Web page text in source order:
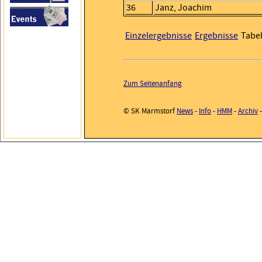
36 Janz, Joachim
Einzelergebnisse Ergebnisse
Zum Seitenanfang
© SK Marmstorf News- Info- HMM-Archiv